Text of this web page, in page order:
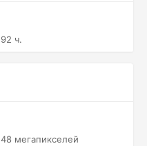
92 ч.
48 мегапикселей